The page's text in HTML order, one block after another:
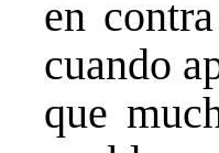
en
cuando
que